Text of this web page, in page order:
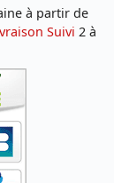
à partir de
Suivi 2 à